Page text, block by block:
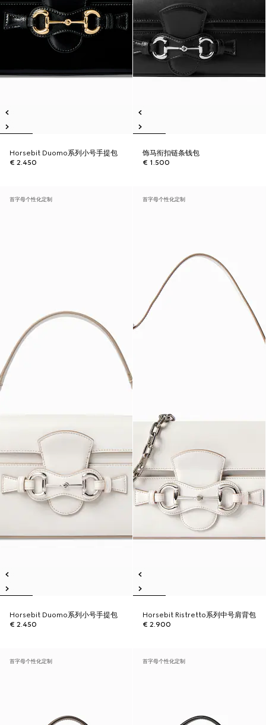
Horsebit Duomo系列小号手提包
€ 2.450
饰马衔扣链条钱包
€ 1.500
首字母个性化定制
Horsebit Duomo系列小号手提包
€ 2.450
首字母个性化定制
Horsebit Ristretto系列中号肩背包
€ 2.900
首字母个性化定制 首字母个性化定制